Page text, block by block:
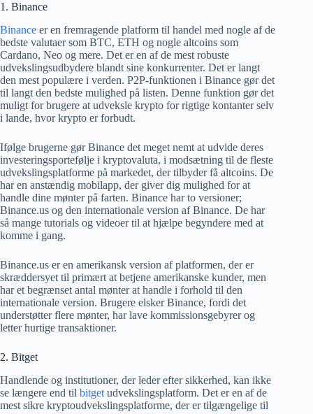
1. Binance
Binance er en fremragende platform til handel med nogle af de
bedste valutaer som BTC, ETH og nogle altcoins som
Cardano, Neo og mere. Det er en af ​​de mest robuste
udvekslingsudbydere blandt sine konkurrenter. Det er langt
den mest populære i verden. P2P-funktionen i Binance gør det
til langt den bedste mulighed på listen. Denne funktion gør det
muligt for brugere at udveksle krypto for rigtige kontanter selv
i lande, hvor krypto er forbudt.
Ifølge brugerne gør Binance det meget nemt at udvide deres
investeringsportefølje i kryptovaluta, i modsætning til de fleste
udvekslingsplatforme på markedet, der tilbyder få altcoins. De
har en anstændig mobilapp, der giver dig mulighed for at
handle dine mønter på farten. Binance har to versioner;
Binance.us og den internationale version af Binance. De har
så mange tutorials og videoer til at hjælpe begyndere med at
komme i gang.
Binance.us er en amerikansk version af platformen, der er
skræddersyet til primært at betjene amerikanske kunder, men
har et begrænset antal mønter at handle i forhold til den
internationale version. Brugere elsker Binance, fordi det
understøtter flere mønter, har lave kommissionsgebyrer og
letter hurtige transaktioner.
2. Bitget
Handlende og institutioner, der leder efter sikkerhed, kan ikke
se længere end til bitget udvekslingsplatform. Det er en af ​​de
mest sikre kryptoudvekslingsplatforme, der er tilgængelige til